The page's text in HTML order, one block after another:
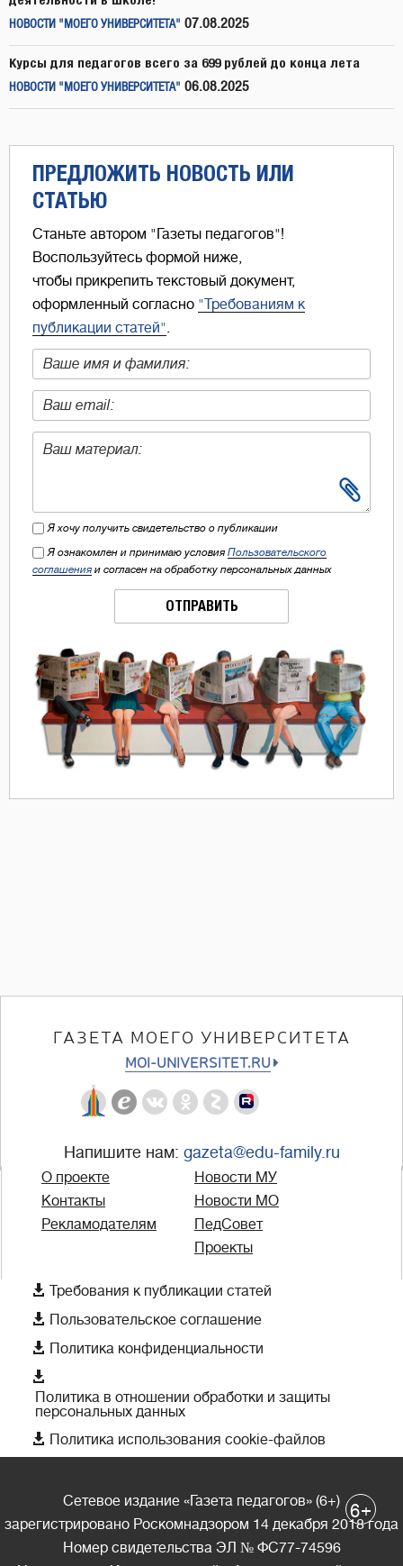
НОВОСТИ "МОЕГО УНИВЕРСИТЕТА" 07.08.2025
Курсы для педагогов всего за 699 рублей до конца лета
НОВОСТИ "МОЕГО УНИВЕРСИТЕТА" 06.08.2025
ПРЕДЛОЖИТЬ НОВОСТЬ ИЛИ
СТАТЬЮ
Станьте автором "Газеты педагогов"!
Воспользуйтесь формой ниже,
чтобы прикрепить текстовый документ,
оформленный согласно "Требованиям к
публикации статей"
Я хочу получить свидетельство о публикации
Я ознакомлен и принимаю условия Пользовательского
соглашения и согласен на обработку персональных данных
ОТПРАВИТЬ
ГАЗЕТА МОЕГО УНИВЕРСИТЕТА
MOI-UNIVERSITET.RU
Напишите нам: gazeta@edu-family.ru
О проекте
Контакты
Рекламодателям
Новости МУ
Новости МО
ПедСовет
Проекты
 Требования к публикации статей
 Пользовательское соглашение
 Политика конфиденциальности

Политика в отношении обработки и защиты
персональных данных
 Политика использования cookie-файлов
Сетевое издание «Газета педагогов» (6+)
зарегистрировано Роскомнадзором 14 декабря 2018 года
Номер свидетельства ЭЛ № ФС77-74596
6+